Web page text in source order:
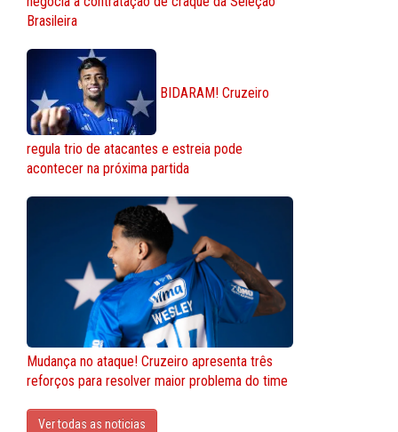
Brasileira
BIDARAM! Cruzeiro
regula trio de atacantes e estreia pode
acontecer na próxima partida
Mudança no ataque! Cruzeiro apresenta três
reforços para resolver maior problema do time
Ver todas as noticias